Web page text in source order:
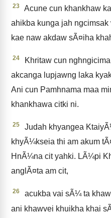
23
Acune cun khankhaw
ahikba kunga jah
kae naw akdaw sÃ¤iha
24
Khritaw cun
akcanga lupjawng laka
Ani cun Pamhnama maa
khankhawa citki ni.
25
Judah khyangea
khyÃ¼kseia thi am akum
HnÃ¼na cit yahki. LÃ¼pi
anglÃ¤ta am cit,
26
acukba vai sÃ¼ ta
ani khawvei khuikha khai